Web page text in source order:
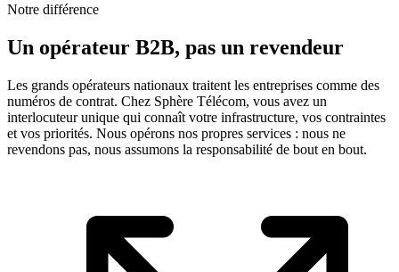
Notre différence
Un opérateur B2B, pas un revendeur
Les grands opérateurs nationaux traitent les entreprises comme des
numéros de contrat. Chez Sphère Télécom, vous avez un
interlocuteur unique qui connaît votre infrastructure, vos contraintes
et vos priorités. Nous opérons nos propres services : nous ne
revendons pas, nous assumons la responsabilité de bout en bout.